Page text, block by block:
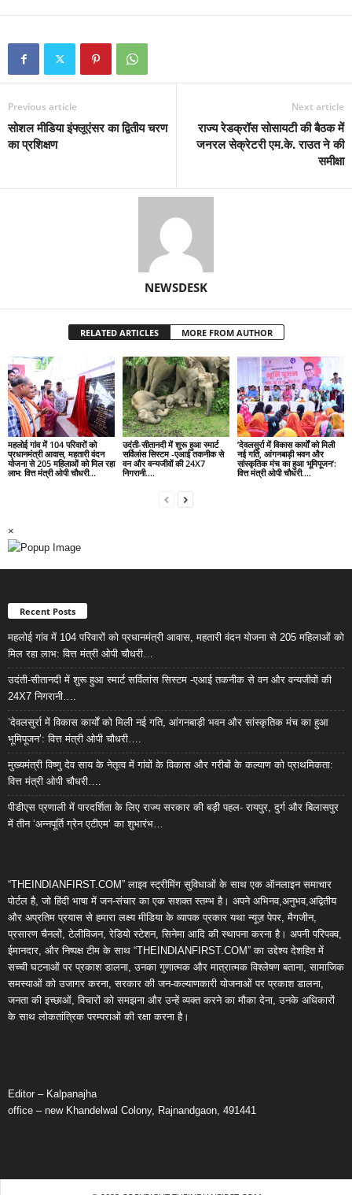
Previous article
सोशल मीडिया इंफ्लूएंसर का द्वितीय चरण
का प्रशिक्षण
Next article
राज्य रेडक्रॉस सोसायटी की बैठक में
जनरल सेक्रेटरी एम.के. राउत ने की
समीक्षा
NEWSDESK
RELATED ARTICLES MORE FROM AUTHOR
महलोई गांव में 104 परिवारों को
प्रधानमंत्री आवास, महतारी वंदन
योजना से 205 महिलाओं को मिल रहा
लाभ: वित्त मंत्री ओपी चौधरी…
उदंती-सीतानदी में शुरू हुआ स्मार्ट
सर्विलांस सिस्टम -एआई तकनीक से
वन और वन्यजीवों की 24X7
निगरानी….
’देवलसुर्रा में विकास कार्यों को मिली
नई गति, आंगनबाड़ी भवन और
सांस्कृतिक मंच का हुआ भूमिपूजन’:
वित्त मंत्री ओपी चौधरी….
×
Recent Posts
महलोई गांव में 104 परिवारों को प्रधानमंत्री आवास, महतारी वंदन योजना से 205 महिलाओं को
मिल रहा लाभ: वित्त मंत्री ओपी चौधरी…
उदंती-सीतानदी में शुरू हुआ स्मार्ट सर्विलांस सिस्टम -एआई तकनीक से वन और वन्यजीवों की
24X7 निगरानी….
’देवलसुर्रा में विकास कार्यों को मिली नई गति, आंगनबाड़ी भवन और सांस्कृतिक मंच का हुआ
भूमिपूजन’: वित्त मंत्री ओपी चौधरी….
मुख्यमंत्री विष्णु देव साय के नेतृत्व में गांवों के विकास और गरीबों के कल्याण को प्राथमिकता:
वित्त मंत्री ओपी चौधरी….
पीडीएस प्रणाली में पारदर्शिता के लिए राज्य सरकार की बड़ी पहल- रायपुर, दुर्ग और बिलासपुर
में तीन ‘अन्नपूर्ति ग्रेन एटीएम‘ का शुभारंभ…
“THEINDIANFIRST.COM” लाइव स्ट्रीमिंग सुविधाओं के साथ एक ऑनलाइन समाचार
पोर्टल है, जो हिंदी भाषा में जन-संचार का एक सशक्त स्तम्भ है। अपने अभिनव,अनुभव,अद्वितीय
और अप्रतिम प्रयास से हमारा लक्ष्य मीडिया के व्यापक प्रकार यथा न्यूज़ पेपर, मैगजीन,
प्रसारण चैनलों, टेलीविजन, रेडियो स्टेशन, सिनेमा आदि की स्थापना करना है। अपनी परिपक्व,
ईमानदार, और निष्पक्ष टीम के साथ “THEINDIANFIRST.COM” का उद्देश्य देशहित में
सच्ची घटनाओं पर प्रकाश डालना, उनका गुणात्मक और मात्रात्मक विश्लेषण बताना, सामाजिक
समस्याओं को उजागर करना, सरकार की जन-कल्याणकारी योजनाओं पर प्रकाश डालना,
जनता की इच्छाओं, विचारों को समझना और उन्हें व्यक्त करने का मौका देना, उनके अधिकारों
के साथ लोकतांत्रिक परम्पराओं की रक्षा करना है।
Editor – Kalpanajha
office – new Khandelwal Colony, Rajnandgaon, 491441